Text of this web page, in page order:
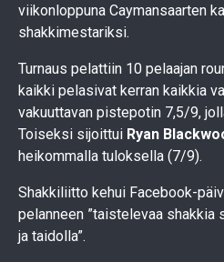
viikonloppuna Caymansaarten
shakkimestariksi.
Turnaus pelattiin 10 pelaajan
kaikki pelasivat kerran kaikkia
vakuuttavan pistepotin 7,5/9,
Toiseksi sijoittui Ryan
heikommalla tuloksella (7/9).
Shakkiliitto kehui Facebook-
pelanneen ”taistelevaa shakkia
ja taidolla”.